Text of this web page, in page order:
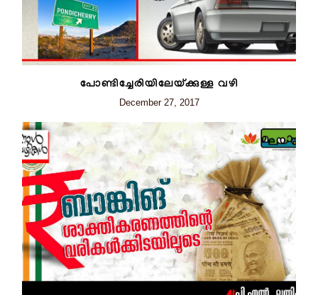
പോണ്ടിച്ചേരിയിലേയ്ക്കുള്ള വഴി
December 27, 2017